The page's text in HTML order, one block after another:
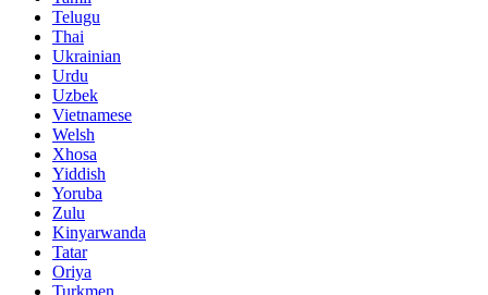
Telugu
Thai
Ukrainian
Urdu
Uzbek
Vietnamese
Welsh
Xhosa
Yiddish
Yoruba
Zulu
Kinyarwanda
Tatar
Oriya
Turkmen